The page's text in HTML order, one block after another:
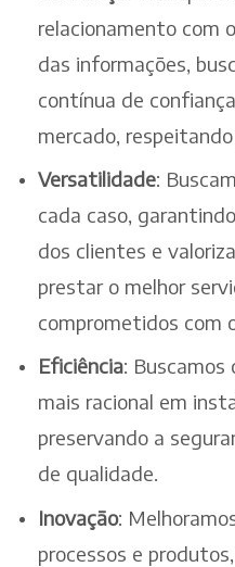
relacionamento com
das informações,
contínua de
mercado,
Versatilidade:
cada caso,
dos clientes e
prestar o melhor
comprometidos com
Eficiência:
mais racional em
preservando a
de qualidade.
Inovação:
processos e